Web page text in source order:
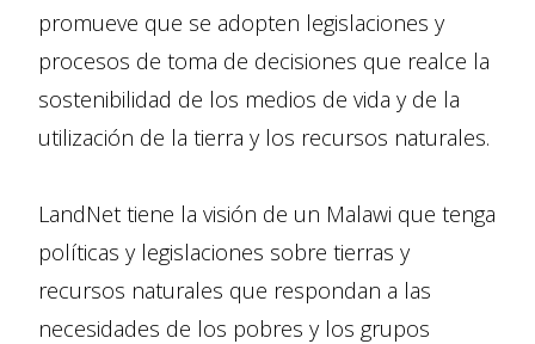
promueve que se adopten legislaciones y
procesos de toma de decisiones que realce la
sostenibilidad de los medios de vida y de la
utilización de la tierra y los recursos naturales.
LandNet tiene la visión de un Malawi que tenga
políticas y legislaciones sobre tierras y
recursos naturales que respondan a las
necesidades de los pobres y los grupos